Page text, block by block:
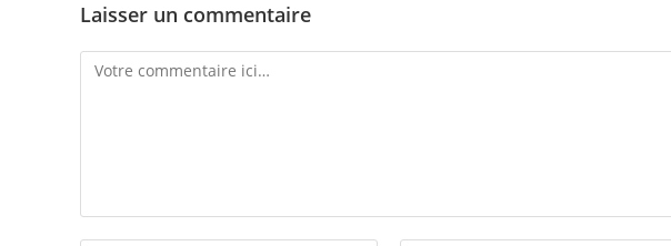
Laisser un commentaire